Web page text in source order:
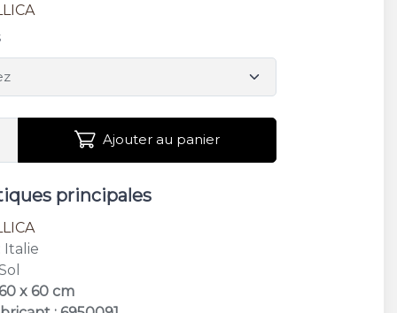
Ajouter au panier
principales
: Italie
x 60 cm